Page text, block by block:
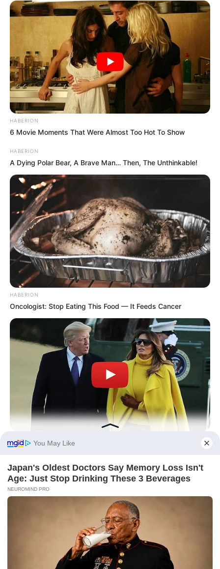
HABERION
6 Movie Moments That Were Almost Too Hot To Show
HABERION
A Dying Polar Bear, A Brave Man… Then, The Unthinkable!
HABERION
Oncologist: Stop Eating This Food — It Feeds Cancer
INSTANTHUB
Melania Trump Moments We Can't Believe Were Caught On